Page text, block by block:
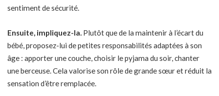
sentiment de sécurité.
Ensuite, impliquez-la. Plutôt que de la maintenir à l’écart du
bébé, proposez-lui de petites responsabilités adaptées à son
âge : apporter une couche, choisir le pyjama du soir, chanter
une berceuse. Cela valorise son rôle de grande sœur et réduit la
sensation d’être remplacée.